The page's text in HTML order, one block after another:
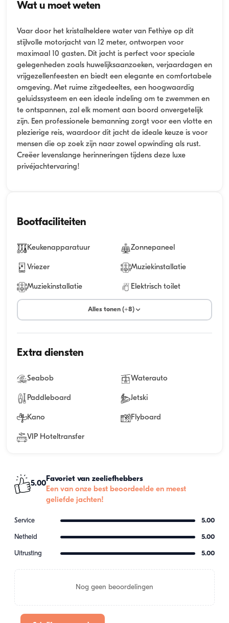
Wat u moet weten
Vaar door het kristalheldere water van Fethiye op dit
stijlvolle motorjacht van 12 meter, ontworpen voor
maximaal 10 gasten. Dit jacht is perfect voor speciale
gelegenheden zoals huwelijksaanzoeken, verjaardagen en
vrijgezellenfeesten en biedt een elegante en comfortabele
omgeving. Met ruime zitgedeeltes, een hoogwaardig
geluidssysteem en een ideale indeling om te zwemmen en
te ontspannen, zal elk moment aan boord onvergetelijk
zijn. Een professionele bemanning zorgt voor een vlotte en
plezierige reis, waardoor dit jacht de ideale keuze is voor
mensen die op zoek zijn naar zowel opwinding als rust.
Creëer levenslange herinneringen tijdens deze luxe
privéjachtervaring!
Bootfaciliteiten
Keukenapparatuur Zonnepaneel
Vriezer Muziekinstallatie
Muziekinstallatie Elektrisch toilet
Alles tonen (+8)
Extra diensten
Seabob Waterauto
Paddleboard Jetski
Kano Flyboard
VIP Hoteltransfer
5.00
Favoriet van zeeliefhebbers
Een van onze best beoordeelde en meest
geliefde jachten!
Service 5.00
Netheid 5.00
Uitrusting 5.00
Nog geen beoordelingen